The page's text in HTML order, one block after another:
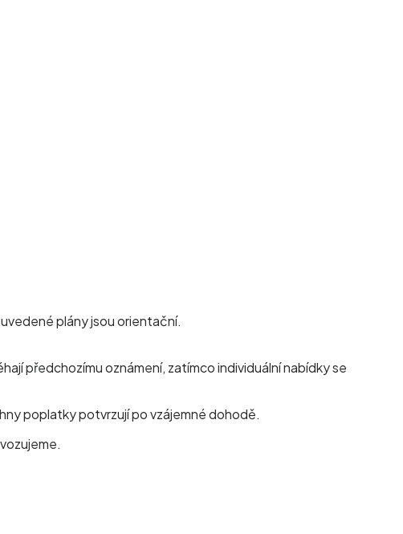
plány jsou orientační.
předchozímu oznámení, zatímco individuální nabídky se
poplatky potvrzují po vzájemné dohodě.